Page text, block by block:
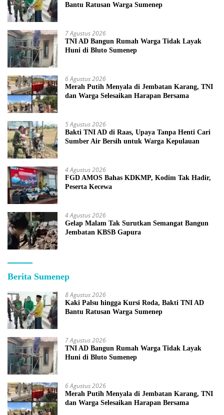
Bantu Ratusan Warga Sumenep
7 Agustus 2026
TNI AD Bangun Rumah Warga Tidak Layak
Huni di Bluto Sumenep
6 Agustus 2026
Merah Putih Menyala di Jembatan Karang, TNI
dan Warga Selesaikan Harapan Bersama
5 Agustus 2026
Bakti TNI AD di Raas, Upaya Tanpa Henti Cari
Sumber Air Bersih untuk Warga Kepulauan
4 Agustus 2026
FGD AMOS Bahas KDKMP, Kodim Tak Hadir,
Peserta Kecewa
4 Agustus 2026
Gelap Malam Tak Surutkan Semangat Bangun
Jembatan KBSB Gapura
Berita Sumenep
8 Agustus 2026
Kaki Palsu hingga Kursi Roda, Bakti TNI AD
Bantu Ratusan Warga Sumenep
7 Agustus 2026
TNI AD Bangun Rumah Warga Tidak Layak
Huni di Bluto Sumenep
6 Agustus 2026
Merah Putih Menyala di Jembatan Karang, TNI
dan Warga Selesaikan Harapan Bersama